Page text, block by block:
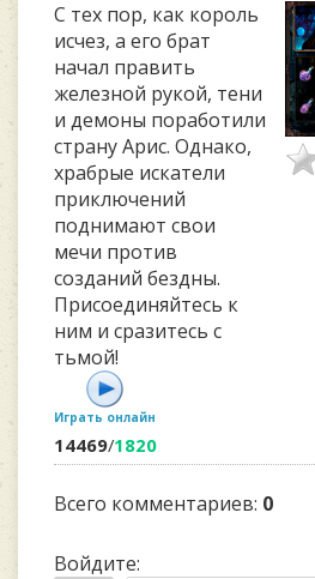
С тех пор, как король
исчез, а его брат
начал править
железной рукой, тени
и демоны поработили
страну Арис. Однако,
храбрые искатели
приключений
поднимают свои
мечи против
созданий бездны.
Присоединяйтесь к
ним и сразитесь с
тьмой!
Играть онлайн
14469/1820
Всего комментариев: 0
Войдите: